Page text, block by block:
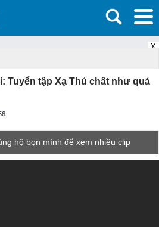
X
Tuyển tập Xạ Thủ chất như quả
hộ bọn mình để xem nhiều clip